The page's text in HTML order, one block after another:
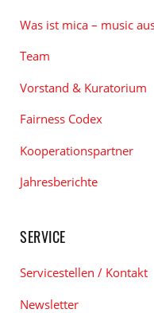
Was ist mica – music
Team
Vorstand & Kuratorium
Fairness Codex
Kooperationspartner
Jahresberichte
SERVICE
Servicestellen / Kontakt
Newsletter